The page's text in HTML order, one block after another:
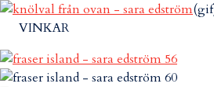
VINKAR